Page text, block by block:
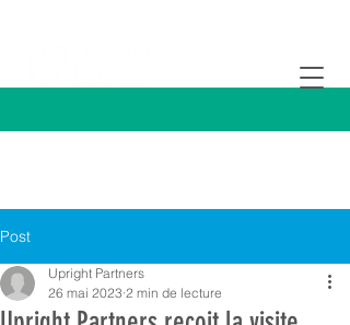
Post
Upright Partners
26 mai 2023 2 min de lecture